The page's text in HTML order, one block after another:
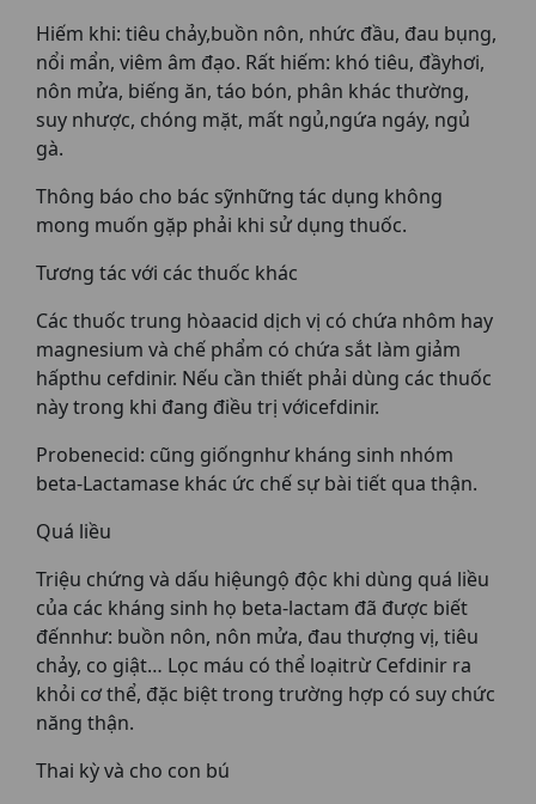
Hiếm khi: tiêu chảy,buồn nôn, nhức đầu, đau bụng,
nổi mẩn, viêm âm đạo. Rất hiếm: khó tiêu, đầyhơi,
nôn mửa, biếng ăn, táo bón, phân khác thường,
suy nhược, chóng mặt, mất ngủ,ngứa ngáy, ngủ
gà.
Thông báo cho bác sỹnhững tác dụng không
mong muốn gặp phải khi sử dụng thuốc.
Tương tác với các thuốc khác
Các thuốc trung hòaacid dịch vị có chứa nhôm hay
magnesium và chế phẩm có chứa sắt làm giảm
hấpthu cefdinir. Nếu cần thiết phải dùng các thuốc
này trong khi đang điều trị vớicefdinir.
Probenecid: cũng giốngnhư kháng sinh nhóm
beta-Lactamase khác ức chế sự bài tiết qua thận.
Quá liều
Triệu chứng và dấu hiệungộ độc khi dùng quá liều
của các kháng sinh họ beta-lactam đã được biết
đếnnhư: buồn nôn, nôn mửa, đau thượng vị, tiêu
chảy, co giật… Lọc máu có thể loạitrừ Cefdinir ra
khỏi cơ thể, đặc biệt trong trường hợp có suy chức
năng thận.
Thai kỳ và cho con bú